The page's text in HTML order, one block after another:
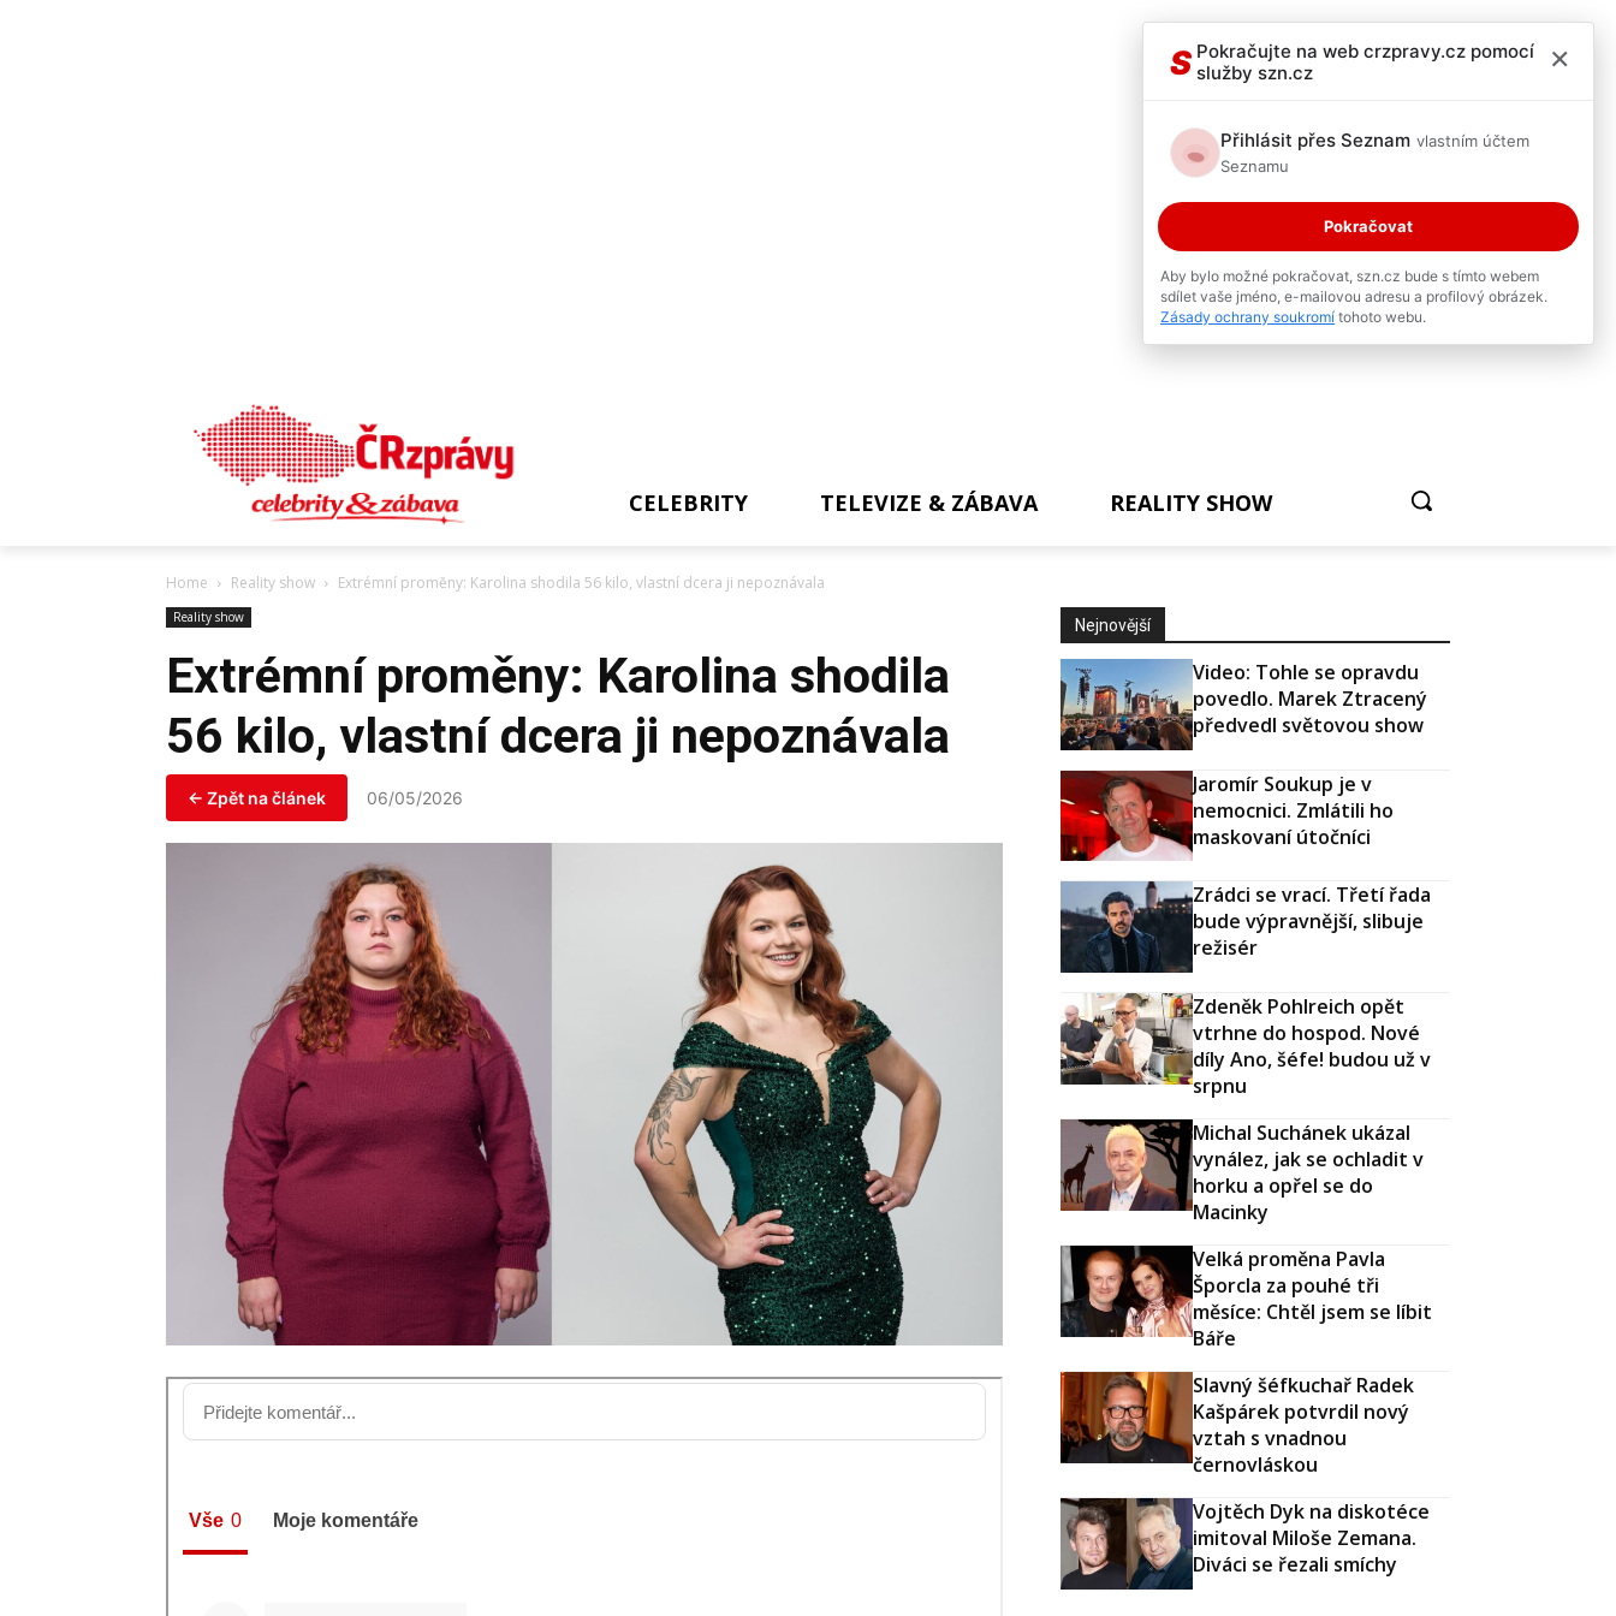
CELEBRITY TELEVIZE & ZÁBAVA REALITY SHOW
Home Reality show Extrémní proměny: Karolina shodila 56 kilo, vlastní dcera ji nepoznávala
Reality show
Extrémní proměny: Karolina shodila
56 kilo, vlastní dcera ji nepoznávala
← Zpět na článek 06/05/2026
Nejnovější
Video: Tohle se opravdu
povedlo. Marek Ztracený
předvedl světovou show
Jaromír Soukup je v
nemocnici. Zmlátili ho
maskovaní útočníci
Zrádci se vrací. Třetí řada
bude výpravnější, slibuje
režisér
Zdeněk Pohlreich opět
vtrhne do hospod. Nové
díly Ano, šéfe! budou už v
srpnu
Michal Suchánek ukázal
vynález, jak se ochladit v
horku a opřel se do
Macinky
Velká proměna Pavla
Šporcla za pouhé tři
měsíce: Chtěl jsem se líbit
Báře
Slavný šéfkuchař Radek
Kašpárek potvrdil nový
vztah s vnadnou
černovláskou
Vojtěch Dyk na diskotéce
imitoval Miloše Zemana.
Diváci se řezali smíchy
S Pokračujte na web crzpravy.cz pomocí
služby szn.cz
×
Přihlásit přes Seznam vlastním účtem
Seznamu
Pokračovat
Aby bylo možné pokračovat, szn.cz bude s tímto webem
sdílet vaše jméno, e-mailovou adresu a profilový obrázek.
Zásady ochrany soukromí tohoto webu.